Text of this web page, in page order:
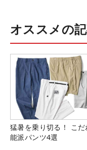
オススメの
猛暑を乗り切る！ こだ
能派パンツ4選